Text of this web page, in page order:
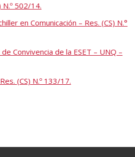
N.º 502/14.
en Comunicación – Res. (CS) N.°
Convivencia de la ESET – UNQ –
(CS) N.º 133/17.